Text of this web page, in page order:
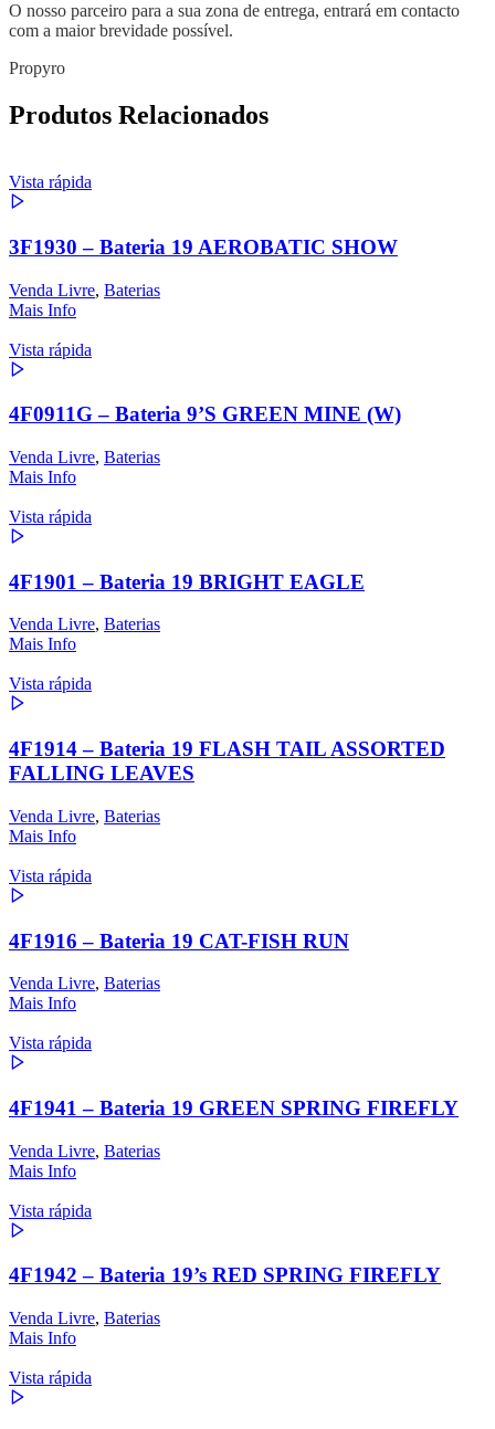
O nosso parceiro para a sua zona de entrega, entrará em contacto
com a maior brevidade possível.
Propyro
Produtos Relacionados
Vista rápida
3F1930 – Bateria 19 AEROBATIC SHOW
Venda Livre, Baterias
Mais Info
Vista rápida
4F0911G – Bateria 9’S GREEN MINE (W)
Venda Livre, Baterias
Mais Info
Vista rápida
4F1901 – Bateria 19 BRIGHT EAGLE
Venda Livre, Baterias
Mais Info
Vista rápida
4F1914 – Bateria 19 FLASH TAIL ASSORTED
FALLING LEAVES
Venda Livre, Baterias
Mais Info
Vista rápida
4F1916 – Bateria 19 CAT-FISH RUN
Venda Livre, Baterias
Mais Info
Vista rápida
4F1941 – Bateria 19 GREEN SPRING FIREFLY
Venda Livre, Baterias
Mais Info
Vista rápida
4F1942 – Bateria 19’s RED SPRING FIREFLY
Venda Livre, Baterias
Mais Info
Vista rápida